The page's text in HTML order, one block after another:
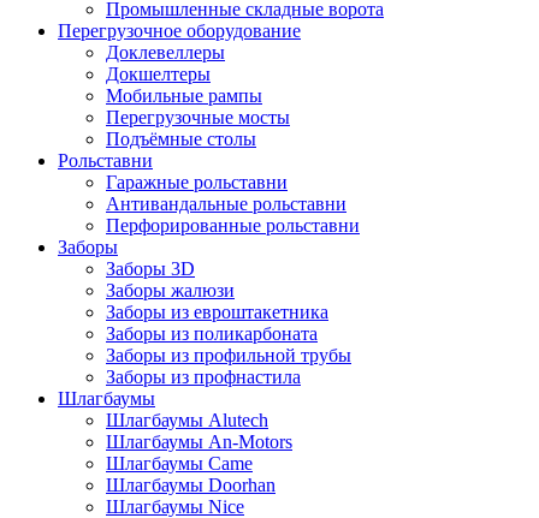
Промышленные складные ворота
Перегрузочное оборудование
Доклевеллеры
Докшелтеры
Мобильные рампы
Перегрузочные мосты
Подъёмные столы
Рольставни
Гаражные рольставни
Антивандальные рольставни
Перфорированные рольставни
Заборы
Заборы 3D
Заборы жалюзи
Заборы из евроштакетника
Заборы из поликарбоната
Заборы из профильной трубы
Заборы из профнастила
Шлагбаумы
Шлагбаумы Alutech
Шлагбаумы An-Motors
Шлагбаумы Came
Шлагбаумы Doorhan
Шлагбаумы Nice